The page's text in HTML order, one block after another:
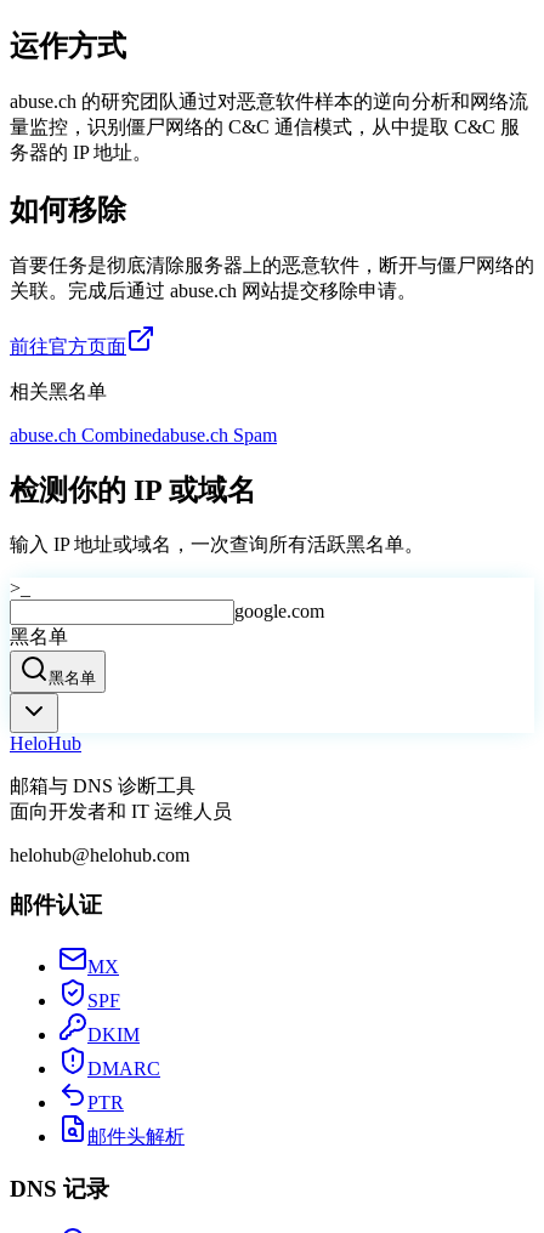
运作方式
abuse.ch 的研究团队通过对恶意软件样本的逆向分析和网络流
量监控，识别僵尸网络的 C&C 通信模式，从中提取 C&C 服
务器的 IP 地址。
如何移除
首要任务是彻底清除服务器上的恶意软件，断开与僵尸网络的
关联。完成后通过 abuse.ch 网站提交移除申请。
前往官方页面
相关黑名单
abuse.ch Combinedabuse.ch Spam
检测你的 IP 或域名
输入 IP 地址或域名，一次查询所有活跃黑名单。
>_
google.com
黑名单
黑名单
HeloHub
邮箱与 DNS 诊断工具
面向开发者和 IT 运维人员
helohub@helohub.com
邮件认证
MX
SPF
DKIM
DMARC
PTR
邮件头解析
DNS 记录